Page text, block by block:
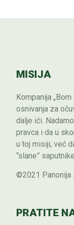
MISIJA
Kompanija
osnivanja za
dalje ići.
pravca i da u
u toj misiji, već
“slane”
©2021 Panonija
PRATITE